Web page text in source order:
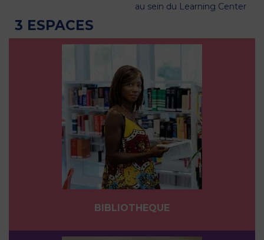
au sein du Learning Center
3 ESPACES
BIBLIOTHEQUE